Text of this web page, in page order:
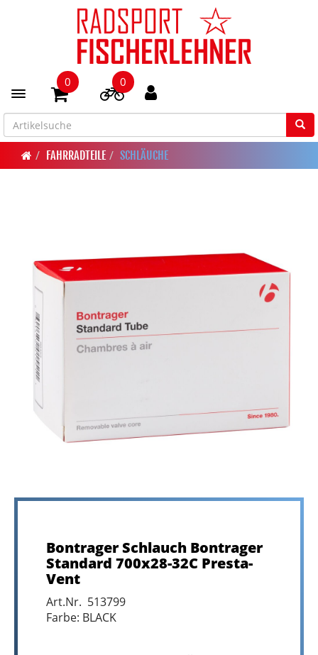
Toggle navigation
0 0
FAHRRADTEILE SCHLÄUCHE
Bontrager Schlauch Bontrager
Standard 700x28-32C Presta-
Vent
Art.Nr. 513799
Farbe: BLACK